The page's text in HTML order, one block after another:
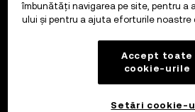
îmbunătăți navigarea pe site, pentru a
ului și pentru a ajuta eforturile noastre
Accept toate
cookie-urile
Setări cookie-